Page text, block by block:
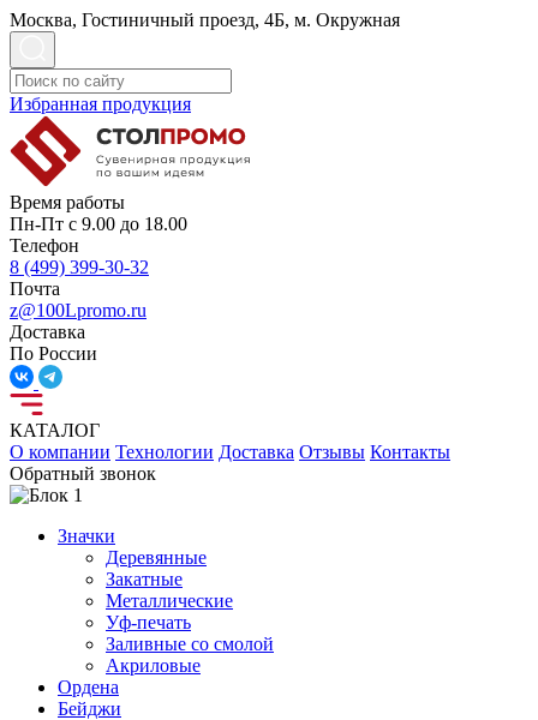
Москва, Гостиничный проезд, 4Б, м. Окружная
Избранная продукция
Время работы
Пн-Пт с 9.00 до 18.00
Телефон
8 (499) 399-30-32
Почта
z@100Lpromo.ru
Доставка
По России
КАТАЛОГ
О компании Технологии Доставка Отзывы Контакты
Обратный звонок
Значки
Деревянные
Закатные
Металлические
Уф-печать
Заливные со смолой
Акриловые
Ордена
Бейджи